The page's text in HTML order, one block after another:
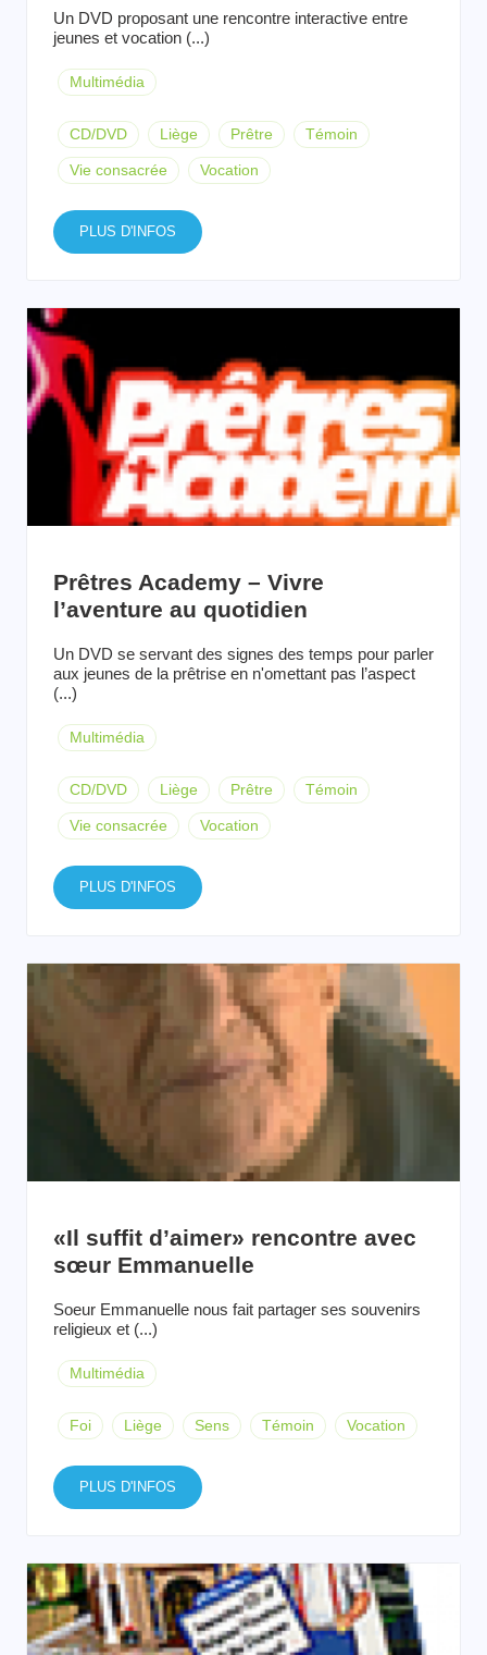
Un DVD proposant une rencontre interactive entre
jeunes et vocation (...)
Multimédia
CD/DVD Liège Prêtre Témoin
Vie consacrée Vocation
PLUS D'INFOS
Prêtres Academy – Vivre
l’aventure au quotidien
Un DVD se servant des signes des temps pour parler
aux jeunes de la prêtrise en n'omettant pas l’aspect
(...)
Multimédia
CD/DVD Liège Prêtre Témoin
Vie consacrée Vocation
PLUS D'INFOS
«Il suffit d’aimer» rencontre avec
sœur Emmanuelle
Soeur Emmanuelle nous fait partager ses souvenirs
religieux et (...)
Multimédia
Foi Liège Sens Témoin Vocation
PLUS D'INFOS